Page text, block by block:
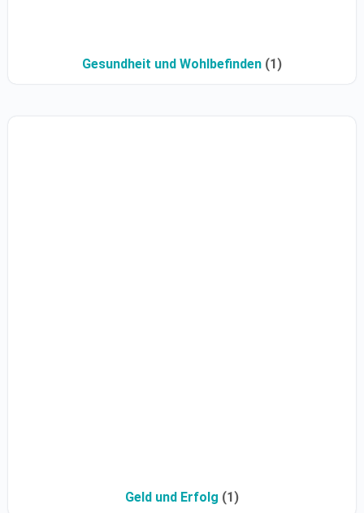
Gesundheit und Wohlbefinden (1)
Geld und Erfolg (1)